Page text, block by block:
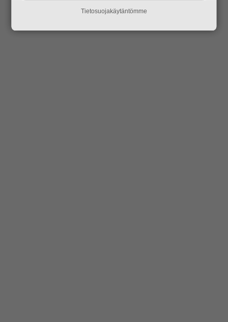
Tietosuojakäytäntömme